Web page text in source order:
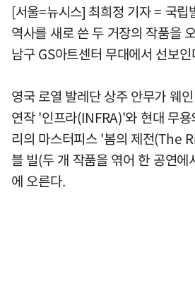
[서울=뉴시스] 최희정 기자 = 국립
역사를 새로 쓴 두 거장의 작품을
남구 GS아트센터 무대에서 선보인
영국 로열 발레단 상주 안무가 웨
연작 '인프라(INFRA)'와 현대 무
리의 마스터피스 '봄의 제전(The
블 빌(두 개 작품을 엮어 한 공연에
에 오른다.